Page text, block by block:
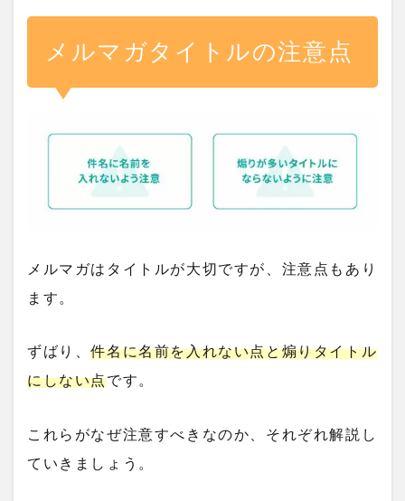
メルマガタイトルの注意点
メルマガはタイトルが大切ですが、注意点もあり
ます。
ずばり、件名に名前を入れない点と煽りタイトル
にしない点です。
これらがなぜ注意すべきなのか、それぞれ解説し
ていきましょう。